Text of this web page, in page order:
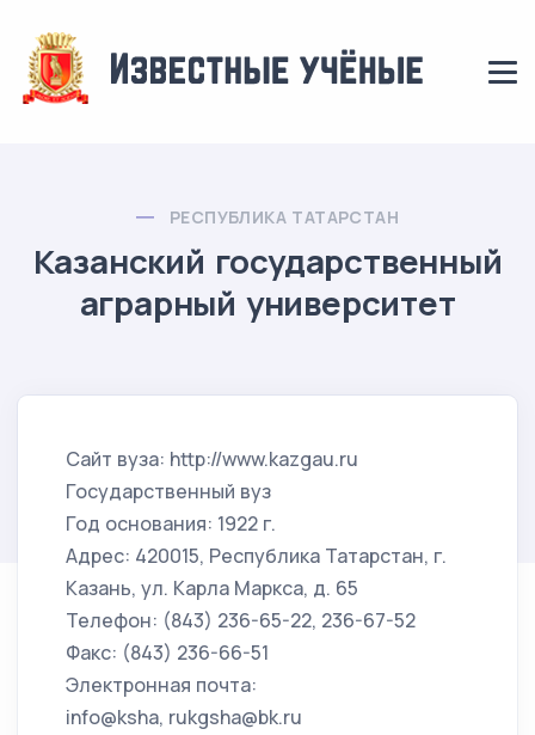
РЕСПУБЛИКА ТАТАРСТАН
Казанский государственный
аграрный университет
Сайт вуза: http://www.kazgau.ru
Государственный вуз
Год основания: 1922 г.
Адрес: 420015, Республика Татарстан, г.
Казань, ул. Карла Маркса, д. 65
Телефон: (843) 236-65-22, 236-67-52
Факс: (843) 236-66-51
Электронная почта:
info@ksha, rukgsha@bk.ru